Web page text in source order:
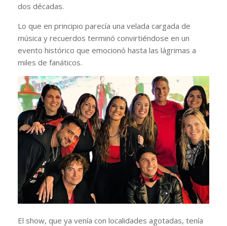
dos décadas.
Lo que en principio parecía una velada cargada de
música y recuerdos terminó convirtiéndose en un
evento histórico que emocionó hasta las lágrimas a
miles de fanáticos.
El show, que ya venía con localidades agotadas, tenía